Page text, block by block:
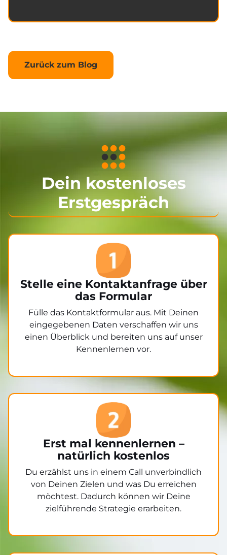
Zurück zum Blog
Dein kostenloses
Erstgespräch
Stelle eine Kontaktanfrage über
das Formular
Fülle das Kontaktformular aus. Mit Deinen
eingegebenen Daten verschaffen wir uns
einen Überblick und bereiten uns auf unser
Kennenlernen vor.
Erst mal kennenlernen –
natürlich kostenlos
Du erzählst uns in einem Call unverbindlich
von Deinen Zielen und was Du erreichen
möchtest. Dadurch können wir Deine
zielführende Strategie erarbeiten.